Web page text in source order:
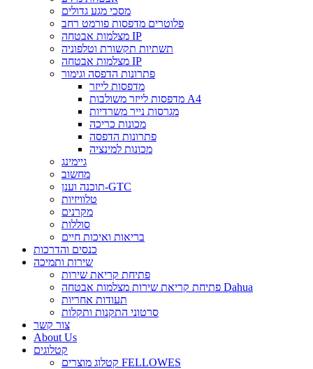
מסכי מגע גדולים
פלוטרים מדפסות פורמט רחב
מצלמות אבטחה IP
תשתיות תקשורת וטלפוניה
מצלמות אבטחה IP
פתרונות הדפסה וגימור
מדפסות לייזר
מדפסות לייזר משולבות A4
מגרסות נייר משרדיות
מכונות כריכה
פתרונות הדפסה
מכונות למינציה
גיימינג
מחשוב
תוכנה וענן-GTC
טלוויזיות
מקרנים
סוללות
בריאות ואיכות חיים
כנסים והדרכות
שירות ותמיכה
פתיחת קריאת שירות
פתיחת קריאת שירות מצלמות אבטחה Dahua
תעודות אחריות
סרטוני התקנות ותקלות
צור קשר
About Us
קטלוגים
קטלוג מוצרים FELLOWES